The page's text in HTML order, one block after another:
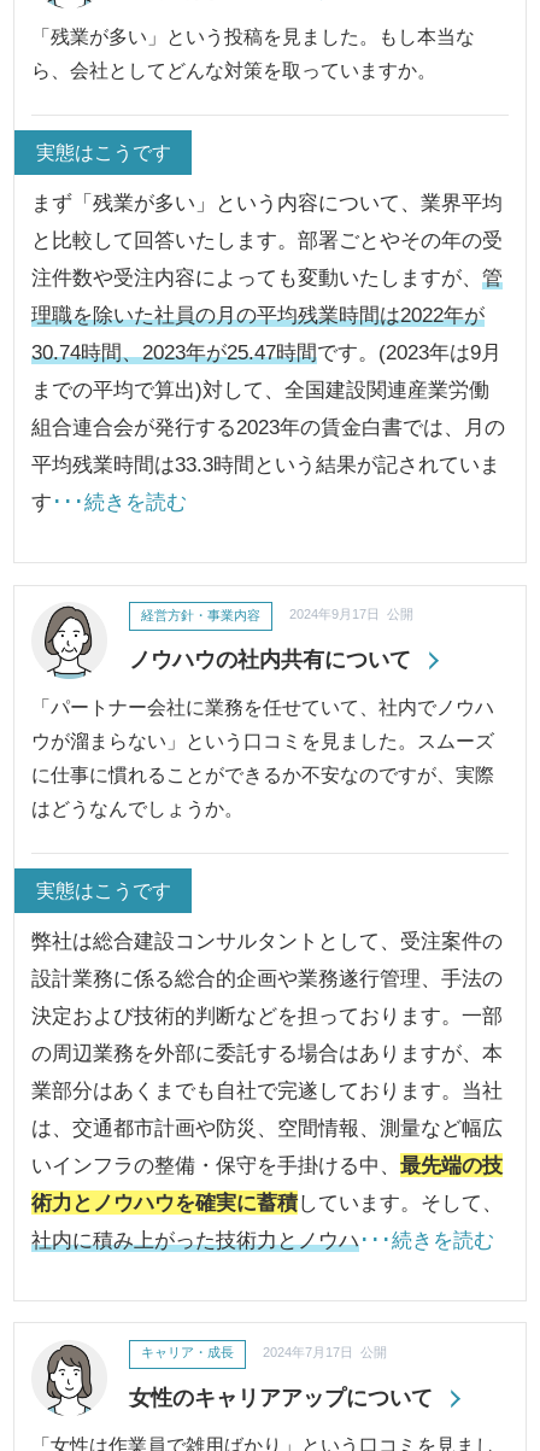
「残業が多い」という投稿を見ました。もし本当な
ら、会社としてどんな対策を取っていますか。
実態はこうです
まず「残業が多い」という内容について、業界平均
と比較して回答いたします。部署ごとやその年の受
注件数や受注内容によっても変動いたしますが、管
理職を除いた社員の月の平均残業時間は2022年が
30.74時間、2023年が25.47時間です。(2023年は9月
までの平均で算出)対して、全国建設関連産業労働
組合連合会が発行する2023年の賃金白書では、月の
平均残業時間は33.3時間という結果が記されていま
す ･･･続きを読む
ノウハウの社内共有について
経営方針・事業内容 2024年9月17日 公開
「パートナー会社に業務を任せていて、社内でノウハ
ウが溜まらない」という口コミを見ました。スムーズ
に仕事に慣れることができるか不安なのですが、実際
はどうなんでしょうか。
実態はこうです
弊社は総合建設コンサルタントとして、受注案件の
設計業務に係る総合的企画や業務遂行管理、手法の
決定および技術的判断などを担っております。一部
の周辺業務を外部に委託する場合はありますが、本
業部分はあくまでも自社で完遂しております。当社
は、交通都市計画や防災、空間情報、測量など幅広
いインフラの整備・保守を手掛ける中、最先端の技
術力とノウハウを確実に蓄積しています。そして、
社内に積み上がった技術力とノウハ･･･続きを読む
女性のキャリアアップについて
キャリア・成長 2024年7月17日 公開
「女性は作業員で雑用ばかり」という口コミを見まし